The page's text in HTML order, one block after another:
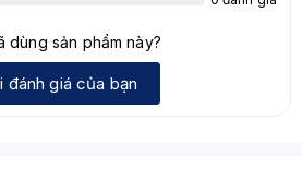
dùng sản phẩm này?
đánh giá của bạn